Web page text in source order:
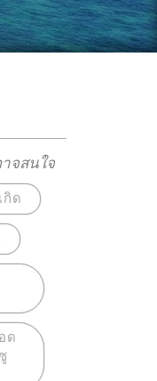
จสนใจ
กิด
ด